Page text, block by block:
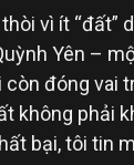
vì ít “đất”
Yên –
còn đóng
không phải
bại, tôi tin